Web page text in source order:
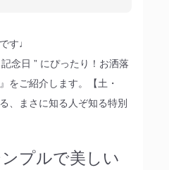
す♩
念日 ” にぴったり！お洒落
をご紹介します。【土・
、まさに知る人ぞ知る特別
プルで美しい